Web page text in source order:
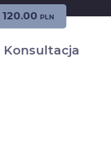
Konsultacja
120.00 PLN